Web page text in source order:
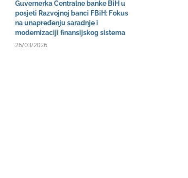
Guvernerka Centralne banke BiH u
posjeti Razvojnoj banci FBiH: Fokus
na unapređenju saradnje i
modernizaciji finansijskog sistema
26/03/2026